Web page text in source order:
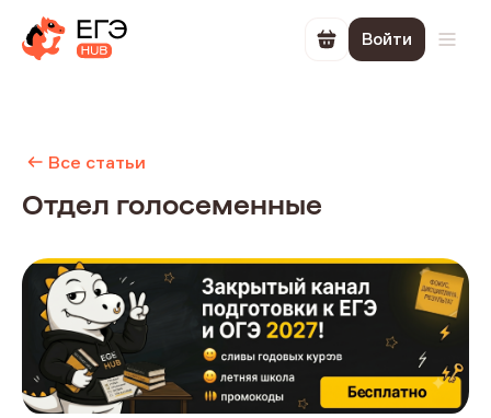
Перейти в
Войти
Все статьи
Отдел голосеменные